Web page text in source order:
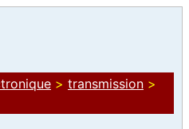
> transmission >